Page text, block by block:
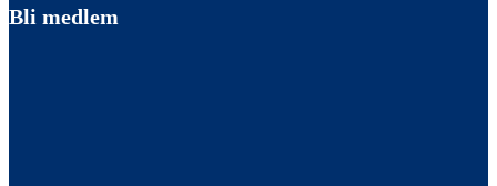
Bli medlem